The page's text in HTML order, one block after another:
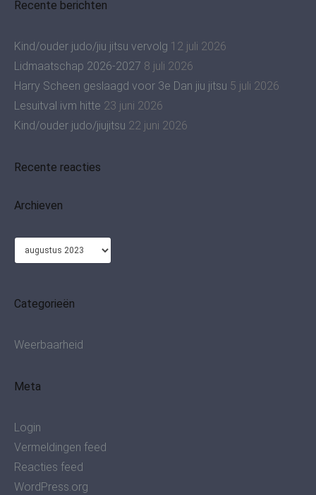
Recente berichten
Kind/ouder judo/jiu jitsu vervolg 12 juli 2026
Lidmaatschap 2026-2027 8 juli 2026
Harry Scheen geslaagd voor 3e Dan jiu jitsu 5 juli 2026
Lesuitval ivm hitte 23 juni 2026
Kind/ouder judo/jiujitsu 22 juni 2026
Recente reacties
Archieven
Archieven
Categorieën
Weerbaarheid
Meta
Login
Vermeldingen feed
Reacties feed
WordPress.org